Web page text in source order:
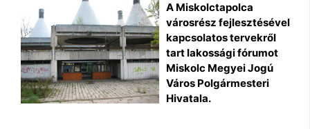
A Miskolctapolca
városrész fejlesztésével
kapcsolatos tervekről
tart lakossági fórumot
Miskolc Megyei Jogú
Város Polgármesteri
Hivatala.